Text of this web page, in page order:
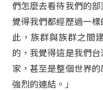
們怎麼去看待我們的
覺得我們都經歷過一
此，族群與族群之間
的，我覺得這是我們
家，甚至是整個世界
強烈的連結。」